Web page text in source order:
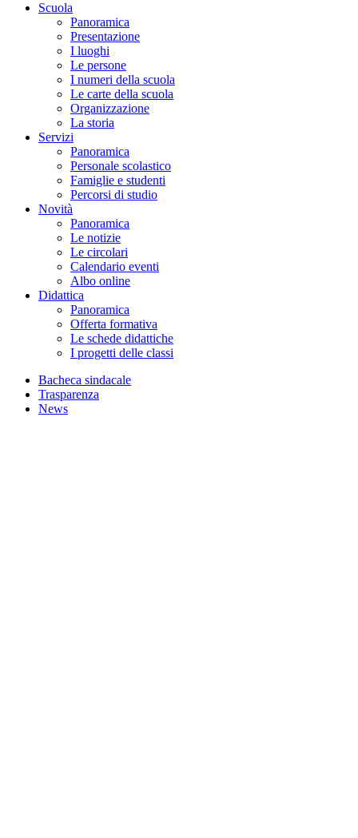
Scuola
Panoramica
Presentazione
I luoghi
Le persone
I numeri della scuola
Le carte della scuola
Organizzazione
La storia
Servizi
Panoramica
Personale scolastico
Famiglie e studenti
Percorsi di studio
Novità
Panoramica
Le notizie
Le circolari
Calendario eventi
Albo online
Didattica
Panoramica
Offerta formativa
Le schede didattiche
I progetti delle classi
Bacheca sindacale
Trasparenza
News